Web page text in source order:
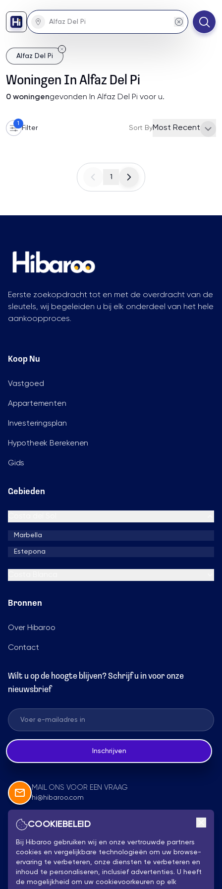
Alfaz Del Pi
Woningen In Alfaz Del Pi
0 woningengevonden In Alfaz Del Pi voor u.
1
Filter Sort ByMost Recent
1
Eerste zoekopdracht tot en met de overdracht van de
sleutels, wij begeleiden u bij elk onderdeel van het hele
aankoopproces.
Koop Nu
Vastgoed
Appartementen
Investeringsplan
Hypotheek Berekenen
Gids
Gebieden
Marbella
Estepona
Bronnen
Over Hibaroo
Contact
Wilt u op de hoogte blijven? Schrijf u in voor onze
nieuwsbrief
Inschrijven
MAIL ONS VOOR EEN VRAAG
hi@hibaroo.com
Volg Ons
COOKIEBELEID
Bij Hibaroo gebruiken wij en onze vertrouwde partners
cookies en vergelijkbare technologieën om uw browse-
ervaring te verbeteren, onze diensten te verbeteren en
inhoud te personaliseren, inclusief advertenties. U heeft
de mogelijkheid om uw cookievoorkeuren op elk